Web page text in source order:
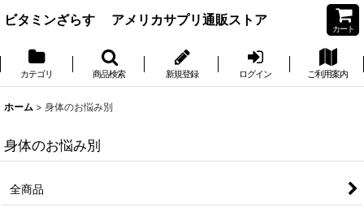
ビタミンざらす アメリカサプリ通販ストア
カート
カテゴリ 商品検索 新規登録 ログイン ご利用案内
ホーム > 身体のお悩み別
身体のお悩み別
全商品